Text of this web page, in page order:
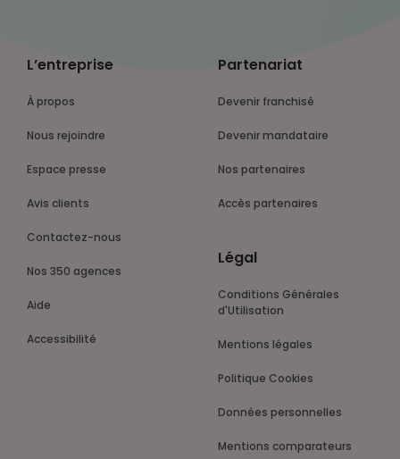
L’entreprise
À propos
Nous rejoindre
Espace presse
Avis clients
Contactez-nous
Nos 350 agences
Aide
Accessibilité
Partenariat
Devenir franchisé
Devenir mandataire
Nos partenaires
Accès partenaires
Légal
Conditions Générales
d'Utilisation
Mentions légales
Politique Cookies
Données personnelles
Mentions comparateurs